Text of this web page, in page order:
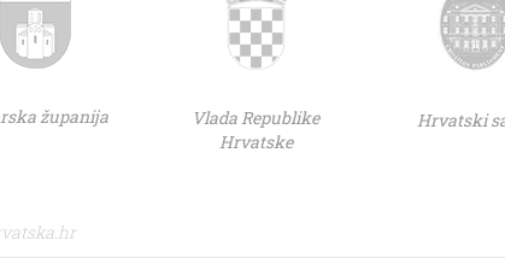
županija
Vlada Republike
Hrvatske
Hrvatski